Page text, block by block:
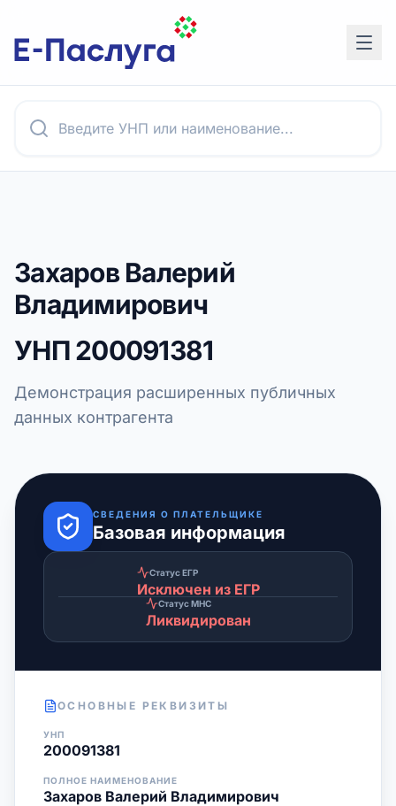
Захаров Валерий
Владимирович
УНП200091381
Демонстрация расширенных публичных
данных контрагента
СВЕДЕНИЯ О ПЛАТЕЛЬЩИКЕ
Базовая информация
Статус ЕГР
Исключен из ЕГР
Статус МНС
Ликвидирован
ОСНОВНЫЕ РЕКВИЗИТЫ
УНП
200091381
ПОЛНОЕ НАИМЕНОВАНИЕ
Захаров Валерий Владимирович